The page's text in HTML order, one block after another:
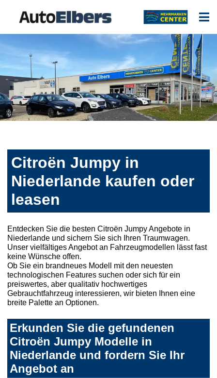
Citroën Jumpy in
Niederlande kaufen oder
leasen
Entdecken Sie die besten Citroën Jumpy Angebote in
Niederlande und sichern Sie sich Ihren Traumwagen.
Unser vielfältiges Angebot an Fahrzeugmodellen lässt fast
keine Wünsche offen.
Ob Sie ein brandneues Modell mit den neuesten
technologischen Features suchen oder sich für ein
preiswertes, aber qualitativ hochwertiges
Gebrauchtfahrzeug interessieren, wir bieten Ihnen eine
breite Palette an Optionen.
Erkunden Sie die gefundenen
Citroën Jumpy Modelle in
Niederlande und fordern Sie Ihr
Angebot an